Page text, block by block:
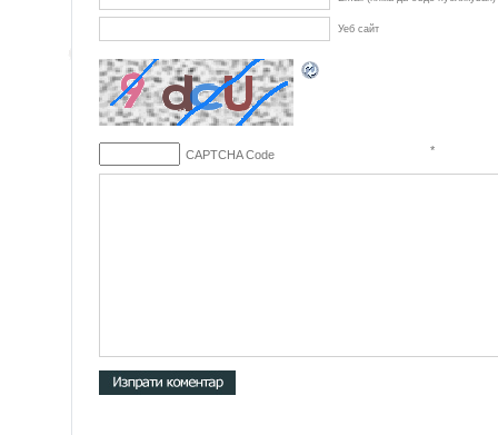
Уеб сайт
CAPTCHA Code *